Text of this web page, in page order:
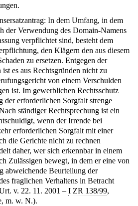
In dem Umfang, in dem
der Verwendung des Domain-Namens
verpflichtet sind, besteht dem
den Klägern den aus diesem
zu ersetzen. Entgegen der
es aus Rechtsgründen nicht zu
von einem Verschulden
ist. Im gewerblichen Rechtsschutz
der erforderlichen Sorgfalt strenge
ständiger Rechtsprechung ist ein
wenn der Irrende bei
erforderlichen Sorgfalt mit einer
die Gerichte nicht zu rechnen
daher, wer sich erkennbar in einem
Zulässigen bewegt, in dem er eine von
abweichende Beurteilung der
fraglichen Verhaltens in Betracht
v. 22. 11. 2001 – I ZR 138/99,
m. w. N.).